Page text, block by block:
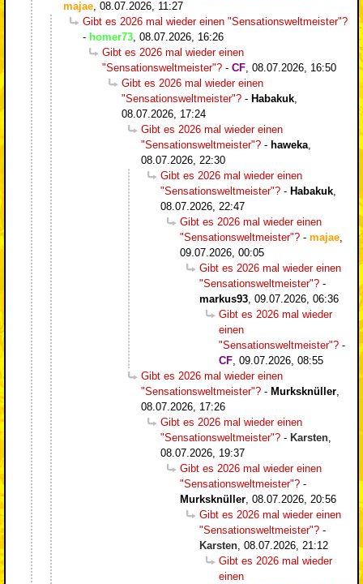
majae 08.07.2026, 11:27
Gibt es 2026 mal wieder einen "Sensationsweltmeister"?
- homer73 08.07.2026, 16:26
Gibt es 2026 mal wieder einen
"Sensationsweltmeister"? - CF 08.07.2026, 16:50
Gibt es 2026 mal wieder einen
"Sensationsweltmeister"? - Habakuk
08.07.2026, 17:24
Gibt es 2026 mal wieder einen
"Sensationsweltmeister"? - haweka
08.07.2026, 22:30
Gibt es 2026 mal wieder einen
"Sensationsweltmeister"? - Habakuk
08.07.2026, 22:47
Gibt es 2026 mal wieder einen
"Sensationsweltmeister"? - majae
09.07.2026, 00:05
Gibt es 2026 mal wieder einen
"Sensationsweltmeister"? -
markus93 09.07.2026, 06:36
Gibt es 2026 mal wieder
einen
"Sensationsweltmeister"? -
CF 09.07.2026, 08:55
Gibt es 2026 mal wieder einen
"Sensationsweltmeister"? - Murksknüller
08.07.2026, 17:26
Gibt es 2026 mal wieder einen
"Sensationsweltmeister"? - Karsten
08.07.2026, 19:37
Gibt es 2026 mal wieder einen
"Sensationsweltmeister"? -
Murksknüller 08.07.2026, 20:56
Gibt es 2026 mal wieder einen
"Sensationsweltmeister"? -
Karsten 08.07.2026, 21:12
Gibt es 2026 mal wieder
einen